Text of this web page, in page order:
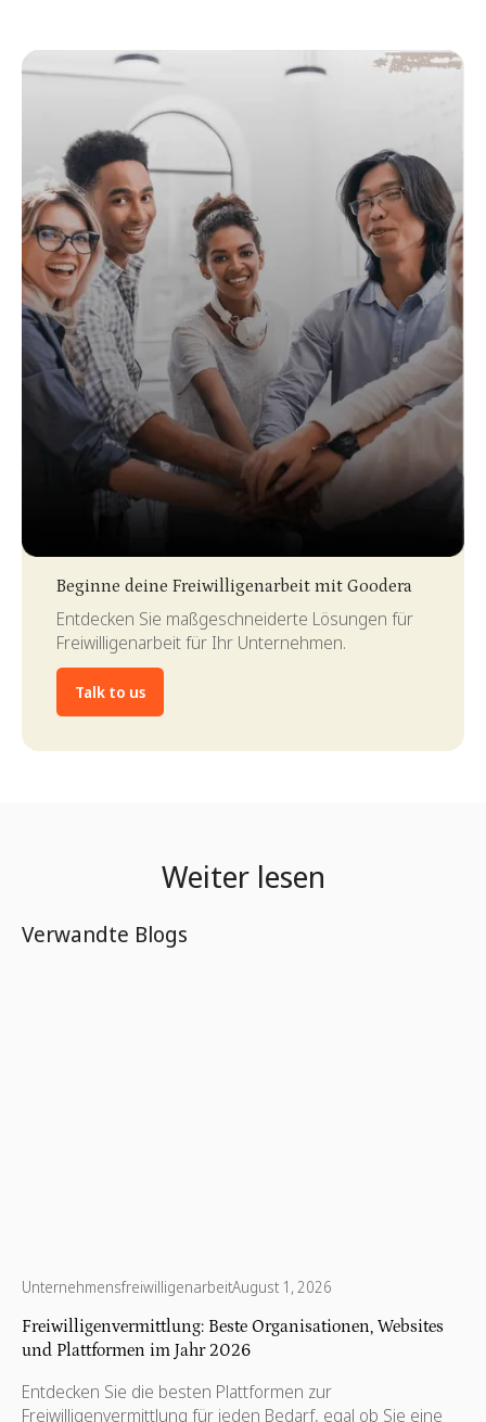
Beginne deine Freiwilligenarbeit mit Goodera
Entdecken Sie maßgeschneiderte Lösungen für
Freiwilligenarbeit für Ihr Unternehmen.
Talk to us
Weiter lesen
Verwandte Blogs
UnternehmensfreiwilligenarbeitAugust 1, 2026
Freiwilligenvermittlung: Beste Organisationen, Websites
und Plattformen im Jahr 2026
Entdecken Sie die besten Plattformen zur
Freiwilligenvermittlung für jeden Bedarf, egal ob Sie eine